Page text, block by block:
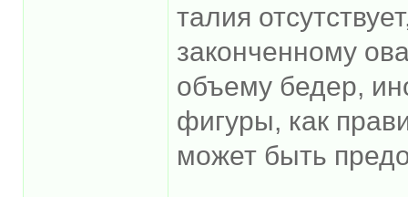
талия
законченному
объему бедер,
фигуры, как
может быть